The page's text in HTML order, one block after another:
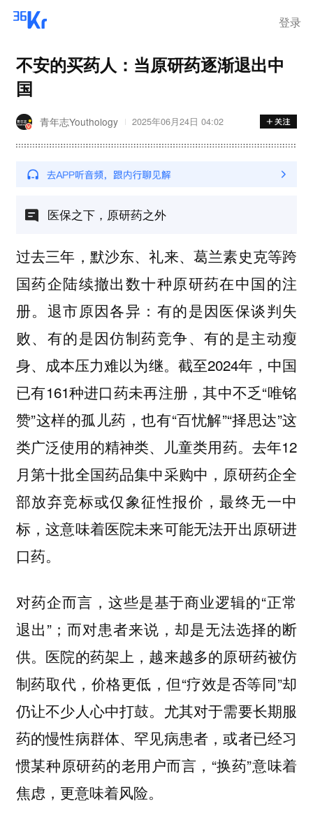
登录
不安的买药人：当原研药逐渐退出中
国
青年志Youthology 2025年06月24日 04:02
医保之下，原研药之外
过去三年，默沙东、礼来、葛兰素史克等跨
国药企陆续撤出数十种原研药在中国的注
册。退市原因各异：有的是因医保谈判失
败、有的是因仿制药竞争、有的是主动瘦
身、成本压力难以为继。截至2024年，中国
已有161种进口药未再注册，其中不乏“唯铭
赞”这样的孤儿药，也有“百忧解”“择思达”这
类广泛使用的精神类、儿童类用药。去年12
月第十批全国药品集中采购中，原研药企全
部放弃竞标或仅象征性报价，最终无一中
标，这意味着医院未来可能无法开出原研进
口药。
对药企而言，这些是基于商业逻辑的“正常
退出”；而对患者来说，却是无法选择的断
供。医院的药架上，越来越多的原研药被仿
制药取代，价格更低，但“疗效是否等同”却
仍让不少人心中打鼓。尤其对于需要长期服
药的慢性病群体、罕见病患者，或者已经习
惯某种原研药的老用户而言，“换药”意味着
焦虑，更意味着风险。